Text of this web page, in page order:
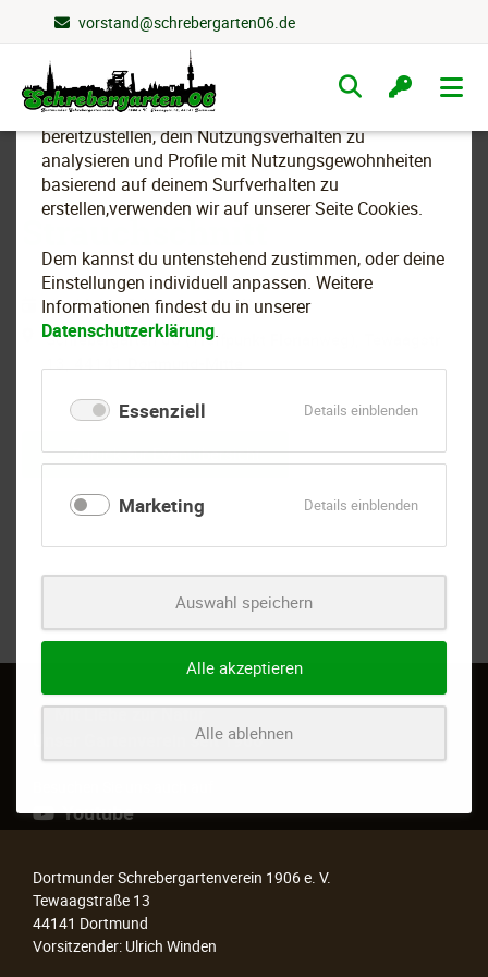
Wir nutzen Cookies
Um essenzielle Funktionen dieser Webseite
bereitzustellen, dein Nutzungsverhalten zu
analysieren und Profile mit Nutzungsgewohnheiten
basierend auf deinem Surfverhalten zu
erstellen,verwenden wir auf unserer Seite Cookies.
Dem kannst du untenstehend zustimmen, oder deine
Einstellungen individuell anpassen. Weitere
Informationen findest du in unserer
Datenschutzerklärung.
Essenziell Details einblendenfür
Marketing Details einblendenfür
Auswahl speichern
Alle akzeptieren
Alle ablehnen
vorstand@schrebergarten06.de
Navigation
überspringen
Strauchschnitt
01.02.2025 09:00–13:00 Uhr
Schrebergarten 06 (Treffpunkt Florianweg), Tewaagstr.
13, 44141 Dortmund-Mitte
Zurück zur Eventübersicht
Mit Liebe zur Natur
Unser Gartenverein seit 1906
Youtube
Dortmunder Schrebergartenverein 1906 e. V.
Tewaagstraße 13
44141 Dortmund
Vorsitzender: Ulrich Winden